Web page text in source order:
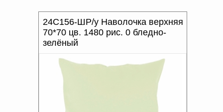
24С156-ШР/у Наволочка верхняя
70*70 цв. 1480 рис. 0 бледно-
зелёный